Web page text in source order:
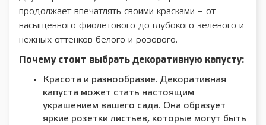
продолжает впечатлять своими красками – от
насыщенного фиолетового до глубокого зеленого и
нежных оттенков белого и розового.
Почему стоит выбрать декоративную капусту:
Красота и разнообразие. Декоративная
капуста может стать настоящим
украшением вашего сада. Она образует
яркие розетки листьев, которые могут быть